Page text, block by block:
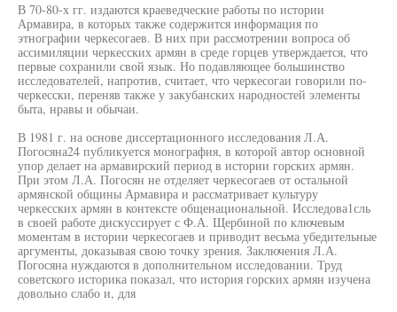
В 70-80-х гг. издаются краеведческие работы по истории
Армавира, в которых также содержится информация по
этнографии черкесогаев. В них при рассмотрении вопроса об
ассимиляции черкесских армян в среде горцев утверждается, что
первые сохранили свой язык. Но подавляющее большинство
исследователей, напротив, считает, что черкесогаи говорили по-
черкесски, переняв также у закубанских народностей элементы
быта, нравы и обычаи.
В 1981 г. на основе диссертационного исследования Л.А.
Погосяна24 публикуется монография, в которой автор основной
упор делает на армавирский период в истории горских армян.
При этом Л.А. Погосян не отделяет черкесогаев от остальной
армянской общины Армавира и рассматривает культуру
черкесских армян в контексте общенациональной. Исследова1сль
в своей работе дискуссирует с Ф.А. Щербиной по ключевым
моментам в истории черкесогаев и приводит весьма убедительные
аргументы, доказывая свою точку зрения. Заключения Л.А.
Погосяна нуждаются в дополнительном исследовании. Труд
советского историка показал, что история горских армян изучена
довольно слабо и, для